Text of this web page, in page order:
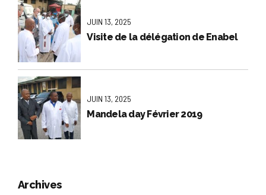
JUIN 13, 2025
Visite de la délégation de Enabel
JUIN 13, 2025
Mandela day Février 2019
Archives